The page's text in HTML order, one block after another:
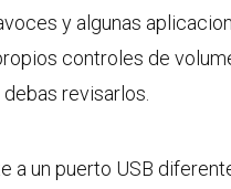
y algunas
controles de
revisarlos.
a un puerto USB